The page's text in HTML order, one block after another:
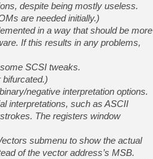
despite being mostly useless.
are needed initially.)
in a way that should be more
If this results in any problems,
SCSI tweaks.
bifurcated.)
negative interpretation options.
interpretations, such as ASCII
The registers window
submenu to show the actual
of the vector address’s MSB.